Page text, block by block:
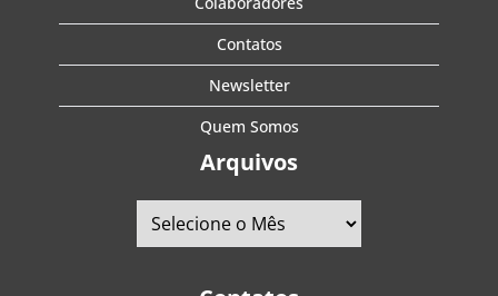
Contatos
Newsletter
Quem Somos
Arquivos